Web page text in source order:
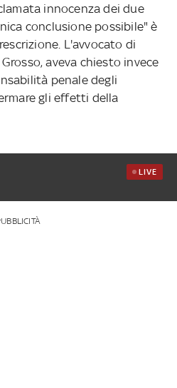
innocenza dei due
conclusione possibile" è
L'avvocato di
aveva chiesto invece
penale degli
gli effetti della
LIVE